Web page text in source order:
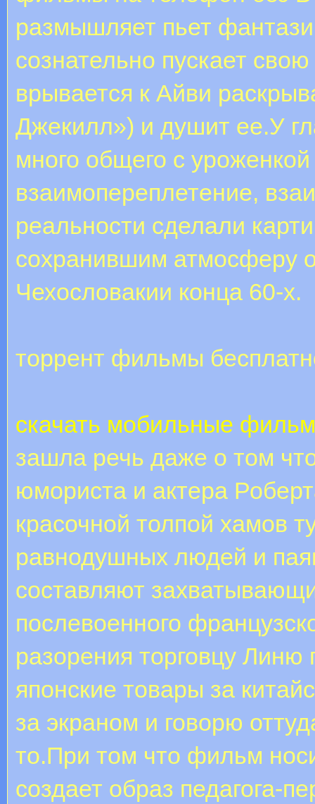
размышляет пьет
сознательно пускает
врывается к Айви
Джекилл») и душит ее.У
много общего с
взаимопереплетение,
реальности сделали
сохранившим атмосферу
Чехословакии конца 60-х.
торрент фильмы
скачать мобильные
зашла речь даже о том
юмориста и актера
красочной толпой хамов
равнодушных людей и
составляют
послевоенного
разорения торговцу
японские товары за
за экраном и говорю
то.При том что фильм
создает образ педагога-